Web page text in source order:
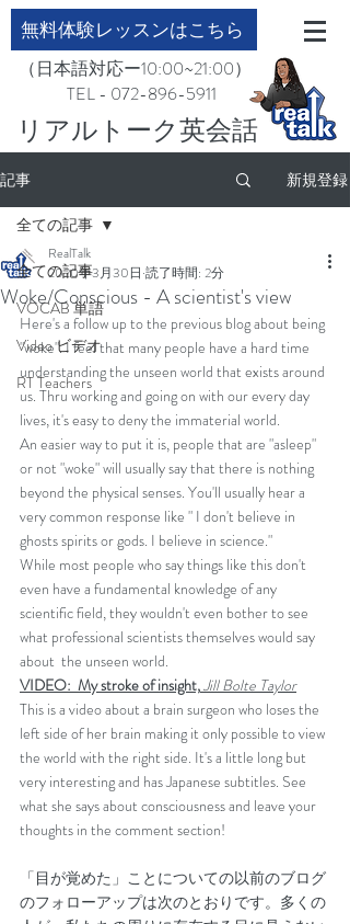
無料体験レッスンはこちら
（日本語対応ー10:00~21:00）
TEL - 072-896-5911
​リアルトーク英会話
記事 新規登録
全ての記事
VOCAB 単語
Video ビデオ
RT Teachers
全ての記事
Woke/Conscious - A scientist's view
RealTalk
2020年3月30日 読了時間: 2分
Here's a follow up to the previous blog about being
"woke". I feel that many people have a hard time
understanding the unseen world that exists around
us. Thru working and going on with our every day
lives, it's easy to deny the immaterial world.
An easier way to put it is, people that are "asleep"
or not "woke" will usually say that there is nothing
beyond the physical senses. You'll usually hear a
very common response like " I don't believe in
ghosts spirits or gods. I believe in science."
While most people who say things like this don't
even have a fundamental knowledge of any
scientific field, they wouldn't even bother to see
what professional scientists themselves would say
about  the unseen world.
VIDEO:  My stroke of insight,Jill Bolte Taylor
This is a video about a brain surgeon who loses the
left side of her brain making it only possible to view
the world with the right side. It's a little long but
very interesting and has Japanese subtitles. See
what she says about consciousness and leave your
thoughts in the comment section!
「目が覚めた」ことについての以前のブログ
のフォローアップは次のとおりです。多くの